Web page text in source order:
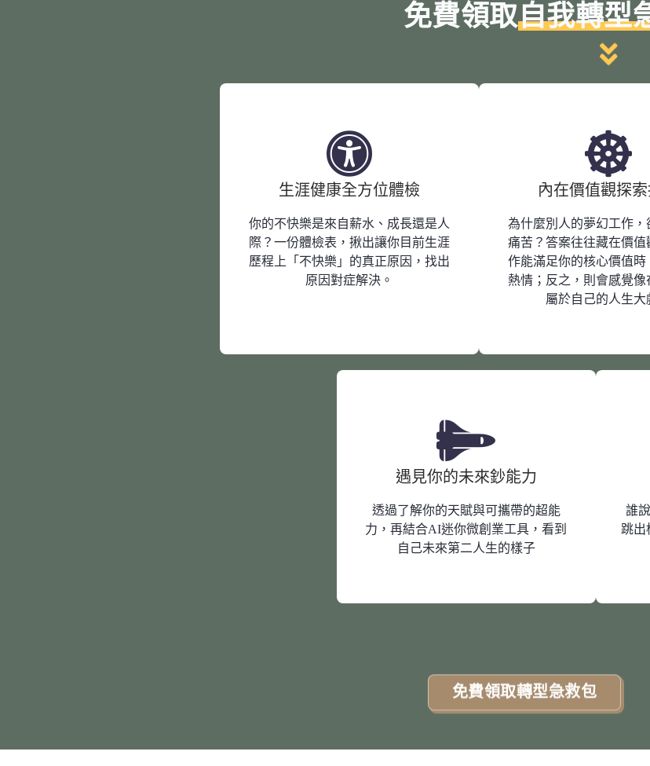
免費領取自我轉型
生涯健康全方位體檢
你的不快樂是來自薪水、成長還是人
際？一份體檢表，揪出讓你目前生涯
歷程上「不快樂」的真正原因，找出
原因對症解決。
內在價值觀探
為什麼別人的夢幻工作，
痛苦？答案往往藏在價值
作能滿足你的核心價值時
熱情；反之，則會感覺像
屬於自己的人生大
遇見你的未來鈔能力
透過了解你的天賦與可攜帶的超能
力，再結合AI迷你微創業工具，看到
自己未來第二人生的樣子
誰
跳出
免費領取轉型急救包